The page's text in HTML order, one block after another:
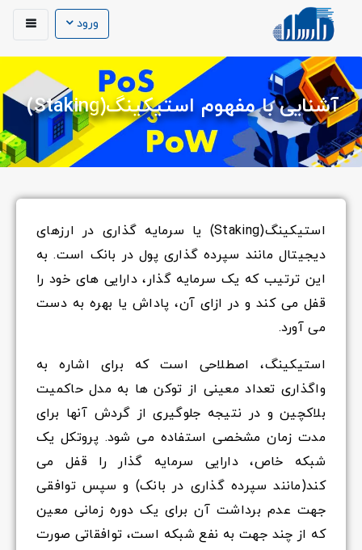
ورود
آشنایی با مفهوم استیکینگ(Staking)
استیکینگ(
Staking) یا سرمایه گذاری در ارزهای
دیجیتال مانند سپرده گذاری پول در بانک است. به
این ترتیب که یک سرمایه گذار، دارایی های خود را
قفل می کند و در ازای آن، پاداش یا بهره به دست
می آورد.
استیکینگ، اصطلاحی است که برای اشاره به
واگذاری تعداد معینی از توکن ها به مدل حاکمیت
بلاکچین و در نتیجه جلوگیری از گردش آنها برای
مدت زمان مشخصی استفاده می شود. پروتکل یک
شبکه خاص، دارایی سرمایه گذار را قفل می
کند(مانند سپرده گذاری در بانک) و سپس توافقی
جهت عدم برداشت آن برای یک دوره زمانی معین
که از چند جهت به نفع شبکه است، توافقاتی صورت